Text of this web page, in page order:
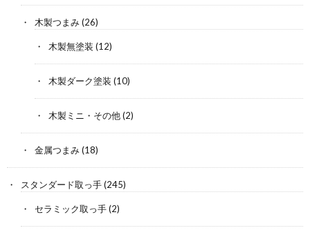
木製つまみ(26)
木製無塗装 (12)
木製ダーク塗装 (10)
木製ミニ・その他(2)
金属つまみ(18)
スタンダード取っ手(245)
セラミック取っ手(2)